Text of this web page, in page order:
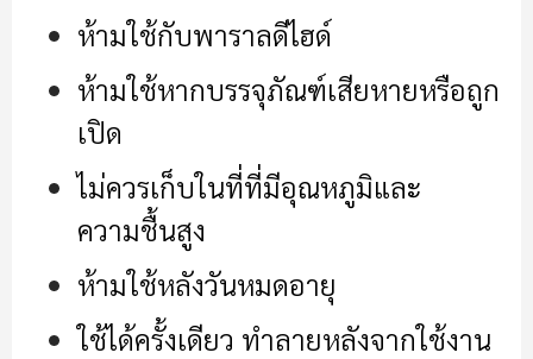
ห้ามใช้กับพาราลดีไฮด์
ห้ามใช้หากบรรจุภัณฑ์เสียหายหรือถูก
เปิด
ไม่ควรเก็บในที่ที่มีอุณหภูมิและ
ความชื้นสูง
ห้ามใช้หลังวันหมดอายุ
ใช้ได้ครั้งเดียว ทำลายหลังจากใช้งาน